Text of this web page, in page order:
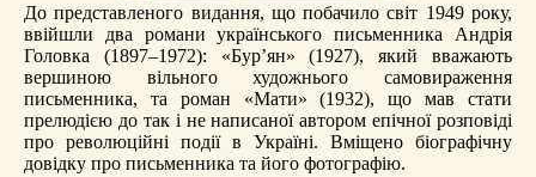
До представленого видання, що побачило світ 1949 року,
ввійшли два романи українського письменника Андрія
Головка (1897–1972): «Бур’ян» (1927), який вважають
вершиною вільного художнього самовираження
письменника, та роман «Мати» (1932), що мав стати
прелюдією до так і не написаної автором епічної розповіді
про революційні події в Україні. Вміщено біографічну
довідку про письменника та його фотографію.